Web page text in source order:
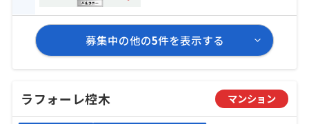
募集中の他の5件を表示する
ラフォーレ椌木 マンション